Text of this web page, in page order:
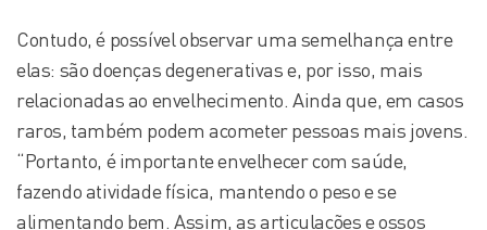
Contudo, é possível observar uma semelhança entre
elas: são doenças degenerativas e, por isso, mais
relacionadas ao envelhecimento. Ainda que, em casos
raros, também podem acometer pessoas mais jovens.
“Portanto, é importante envelhecer com saúde,
fazendo atividade física, mantendo o peso e se
alimentando bem. Assim, as articulações e ossos